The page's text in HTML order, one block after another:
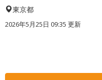
東京都
2026年5月25日 09:35 更新